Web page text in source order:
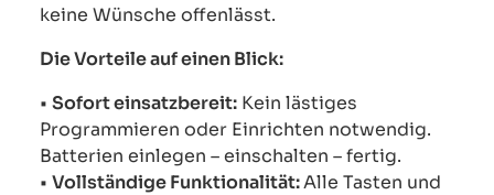
keine Wünsche offenlässt.
Die Vorteile auf einen Blick:
• Sofort einsatzbereit: Kein lästiges
Programmieren oder Einrichten notwendig.
Batterien einlegen – einschalten – fertig.
• Vollständige Funktionalität:Alle Tasten und